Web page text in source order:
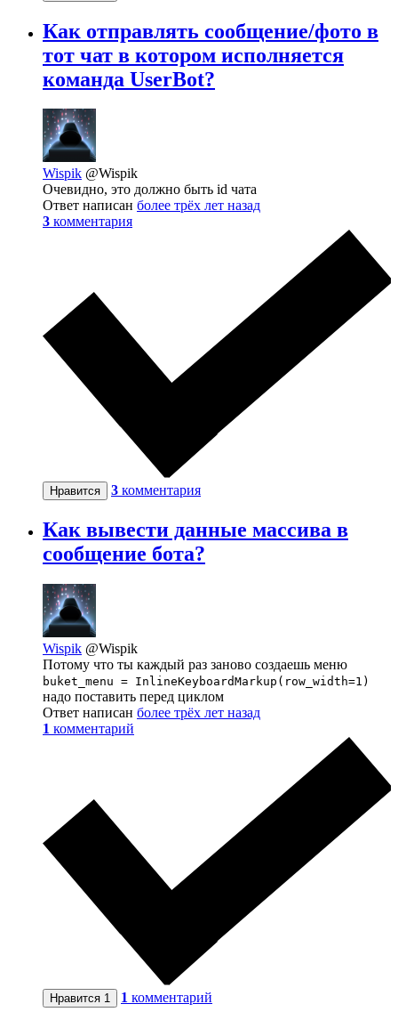
Как отправлять сообщение/фото в
тот чат в котором исполняется
команда UserBot?
Wispik @Wispik
Очевидно, это должно быть id чата
Ответ написан более трёх лет назад
3 комментария
Нравится 3 комментария
Как вывести данные массива в
сообщение бота?
Wispik @Wispik
Потому что ты каждый раз заново создаешь меню
buket_menu = InlineKeyboardMarkup(row_width=1)
надо поставить перед циклом
Ответ написан более трёх лет назад
1 комментарий
Нравится 1 1 комментарий